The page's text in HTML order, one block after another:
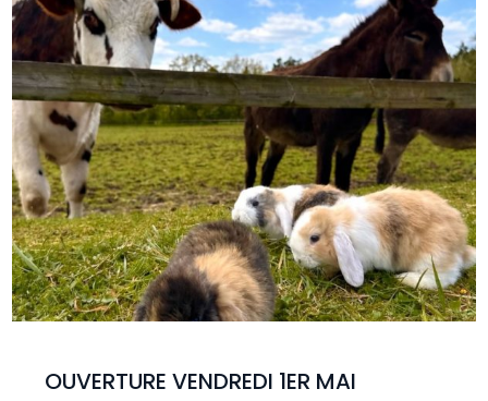
OUVERTURE VENDREDI 1ER MAI